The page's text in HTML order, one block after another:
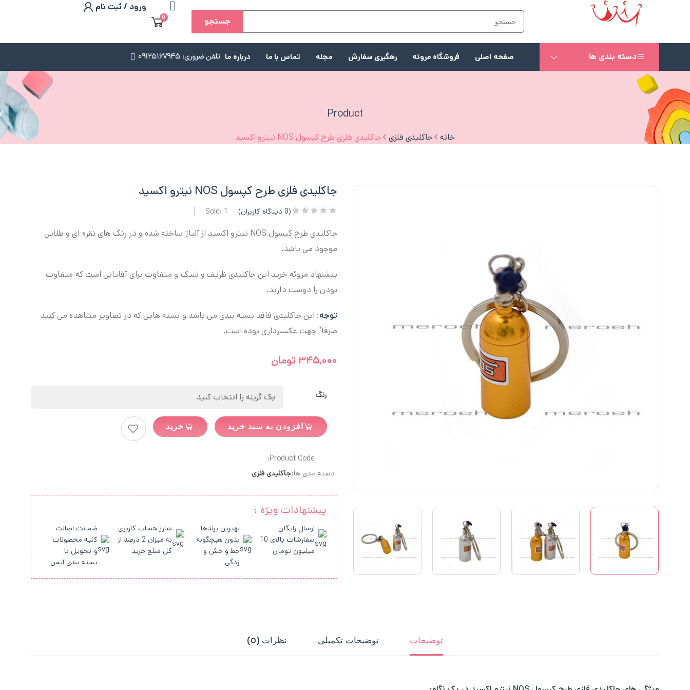
جستجو 0
ورود / ثبت نام
دسته بندی ها صفحه اصلی فروشگاه مروئه رهگیری سفارش مجله تماس با ما درباره ما تلفن ضروری: 09125167945
Product
خانه جاکلیدی فلزی جاکلیدی فلزی طرح کپسول NOS نیترو اکسید
جاکلیدی فلزی طرح کپسول NOS نیترو اکسید
(
0 دیدگاه کاربران) Sold: 1
جاکلیدی طرح کپسول NOS نیترو اکسید از آلیاژ ساخته شده و در رنگ های نقره ای و طلایی
موجود می باشد.
پیشنهاد مروئه خرید این جاکلیدی ظریف و شیک و متفاوت برای آقایانی است که متفاوت
بودن را دوست دارند.
توجه: این جاکلیدی فاقد بسته بندی می باشد و بسته هایی که در تصاویر مشاهده می کنید
صرفا” جهت عکسبرداری بوده است.
۳۴۵,۰۰۰ تومان
رنگ
افزودن به سبد خرید خرید
Product Code:
دسته بندی ها:جاکلیدی فلزی
پیشنهادات ویژه :
ارسال رایگان
سفارشات بالای 10
میلیون تومان
بهترین برندها
بدون هیچگونه
خط و خش و
زدگی
شارژ حساب کاربری
به میزان 2 درصد از
کل مبلغ خرید
ضمانت اصالت
کلیه محصولات
و تحویل با
بسته بندی ایمن
توضیحات توضیحات تکمیلی نظرات (0)